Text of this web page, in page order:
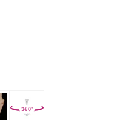
360°